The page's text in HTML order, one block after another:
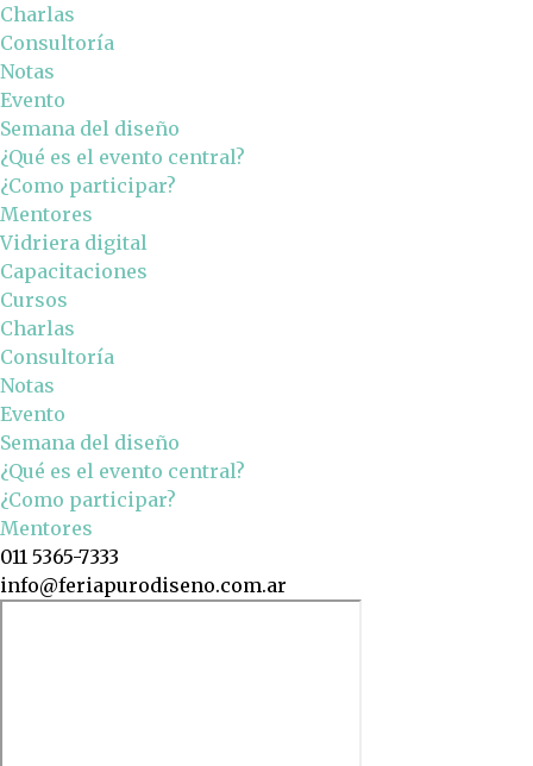
Charlas
Consultoría
Notas
Evento
Semana del diseño
¿Qué es el evento central?
¿Como participar?
Mentores
Vidriera digital
Capacitaciones
Cursos
Charlas
Consultoría
Notas
Evento
Semana del diseño
¿Qué es el evento central?
¿Como participar?
Mentores
011 5365-7333
info@feriapurodiseno.com.ar